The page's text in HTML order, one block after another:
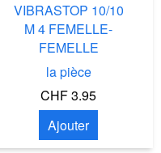
VIBRASTOP 10/10
M 4 FEMELLE-
FEMELLE
la pièce
CHF 3.95
Ajouter